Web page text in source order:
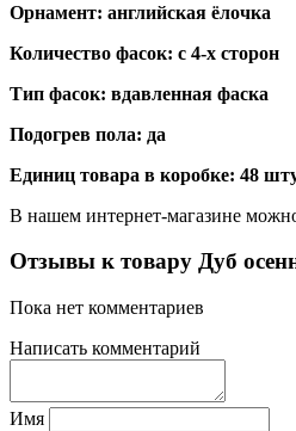
Орнамент: английская ёлочка
Количество фасок: с 4-х сторон
Тип фасок: вдавленная фаска
Подогрев пола: да
Единиц товара в коробке: 48
В нашем интернет-магазине
Отзывы к товару Дуб
Пока нет комментариев
Написать комментарий
Имя